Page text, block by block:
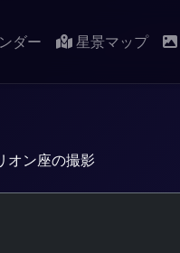
ダー 星景マップ
オン座の撮影